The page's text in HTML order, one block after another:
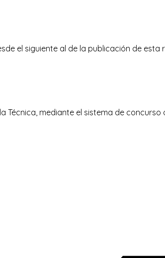
el siguiente al de la publicación de esta
Técnica, mediante el sistema de